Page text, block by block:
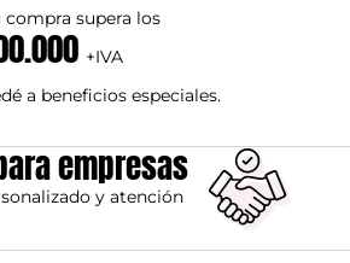
compra supera los
+IVA
a beneficios especiales.
empresas
y atención